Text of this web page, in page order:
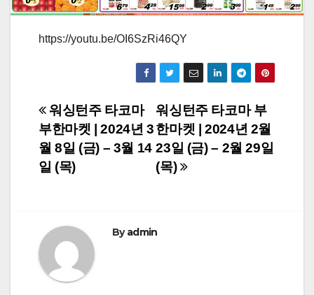
https://youtu.be/OI6SzRi46QY
Post
navigation
워싱턴주 타코마 부
한마켓 | 2024년 2월
23일 (금) – 2월 29일
(목)
워싱턴주 타코마
부한마켓 | 2024년 3
월 8일 (금) – 3월 14
일 (목)
Byadmin